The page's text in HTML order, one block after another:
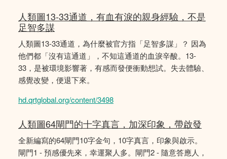
人類圖13-33通道，有血有淚的親身經驗，不是
足智多謀
人類圖13-33通道，為什麼被官方指「足智多謀」？ 因為
他們都「沒有這通道」，不知這通道的血淚辛酸。13-
33，是被環境影響著，有感而發便衝動想試。失去體驗、
感覺改變，便退下來。
hd.qrtglobal.org/content/3498
人類圖64閘門的十字真言，加深印象，帶啟發
全新編寫的64閘門10字金句，10字真言，印象與啟示。
閘門1 - 預感優先來，幸運聚人多。閘門2 - 隨意答應人，